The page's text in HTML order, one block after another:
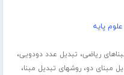
پایه
ریاضی، تبدیل عدد دودویی،
مبنای دو،روشهای تبدیل مبنا،